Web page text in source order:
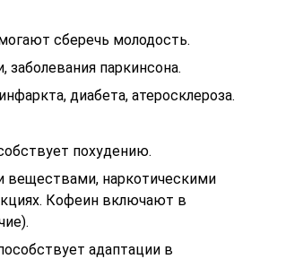
сберечь молодость.
паркинсона.
диабета, атеросклероза.
похудению.
наркотическими
Кофеин включают в
адаптации в